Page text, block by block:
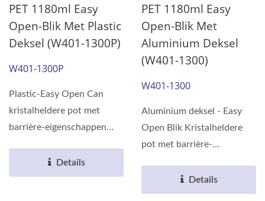
PET 1180ml Easy
Open-Blik Met Plastic
Deksel (W401-1300P)
W401-1300P
Plastic-Easy Open Can
kristalheldere pot met
barrière-eigenschappen
milieuvriendelijk...
Details
PET 1180ml Easy
Open-Blik Met
Aluminium Deksel
(W401-1300)
W401-1300
Aluminium deksel - Easy
Open Blik Kristalheldere
pot met barrière-
van milieuvriendelijk...
Details